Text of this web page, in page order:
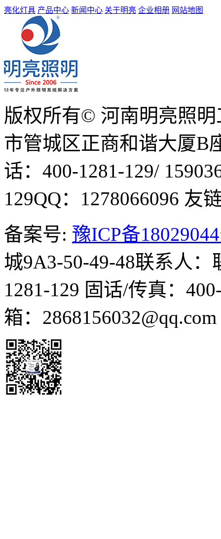
亮化灯具 产品中心 新闻中心 关于明亮 企业相册 网站地图
版权所有© 河南明亮照
市管城区正商和谐大厦B
话：400-1281-129/
129QQ：1278066096 友
备案号: 豫ICP备
城9A3-50-49-48联系人：
1281-129 固话/传真：
箱：2868156032@qq.com